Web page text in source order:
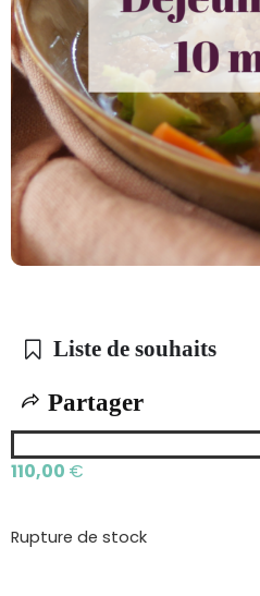
Liste de souhaits
Partager
110,00 €
Rupture de stock